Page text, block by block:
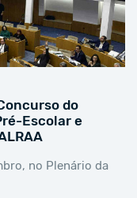
do
Escolar e
no Plenário da